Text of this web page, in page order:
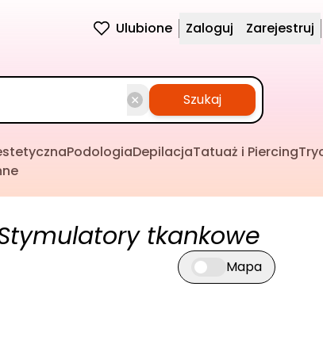
Ulubione Zaloguj Zarejestruj
Szukaj
PodologiaDepilacjaTatuaż i Piercing
tkankowe
Przełącz widok mapy
Mapa